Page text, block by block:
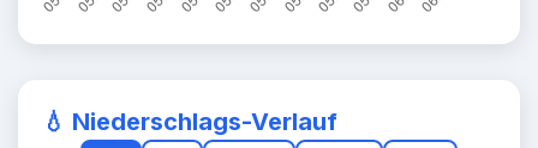
💧 Niederschlags-Verlauf